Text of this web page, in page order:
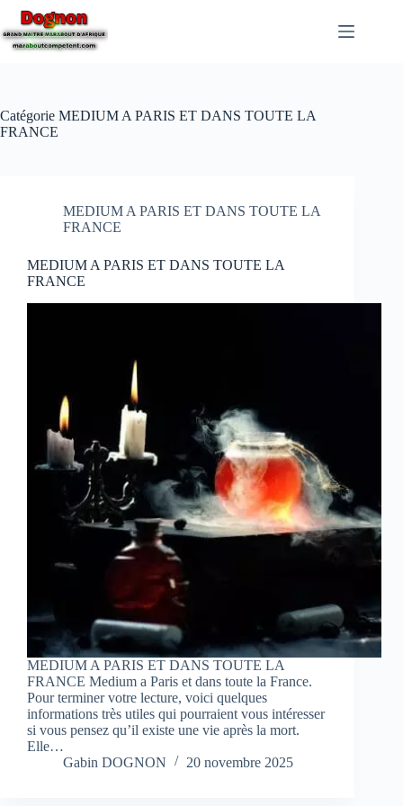
Catégorie MEDIUM A PARIS ET DANS TOUTE LA
FRANCE
MEDIUM A PARIS ET DANS TOUTE LA
FRANCE
MEDIUM A PARIS ET DANS TOUTE LA
FRANCE
MEDIUM A PARIS ET DANS TOUTE LA
FRANCE Medium a Paris et dans toute la France.
Pour terminer votre lecture, voici quelques
informations très utiles qui pourraient vous intéresser
si vous pensez qu’il existe une vie après la mort.
Elle…
Gabin DOGNON
20 novembre 2025